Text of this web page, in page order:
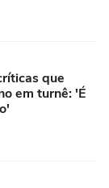
que
em turnê: 'É